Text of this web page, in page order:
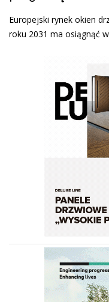
Europejski rynek okien
roku 2031 ma osiągnąć